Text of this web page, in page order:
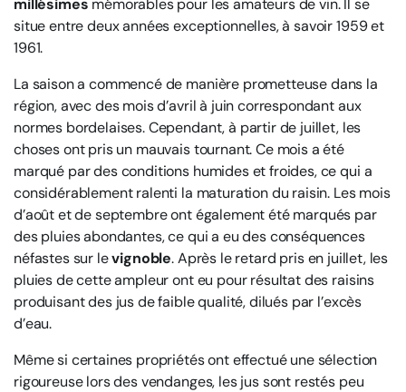
millésimes mémorables pour les amateurs de vin. Il se
situe entre deux années exceptionnelles, à savoir 1959 et
1961.
La saison a commencé de manière prometteuse dans la
région, avec des mois d’avril à juin correspondant aux
normes bordelaises. Cependant, à partir de juillet, les
choses ont pris un mauvais tournant. Ce mois a été
marqué par des conditions humides et froides, ce qui a
considérablement ralenti la maturation du raisin. Les mois
d’août et de septembre ont également été marqués par
des pluies abondantes, ce qui a eu des conséquences
néfastes sur levignoble. Après le retard pris en juillet, les
pluies de cette ampleur ont eu pour résultat des raisins
produisant des jus de faible qualité, dilués par l’excès
d’eau.
Même si certaines propriétés ont effectué une sélection
rigoureuse lors des vendanges, les jus sont restés peu